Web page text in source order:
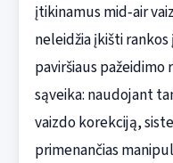
įtikinamus mid‑air
neleidžia įkišti
paviršiaus pažeidimo
sąveika: naudojant
vaizdo korekciją,
primenančias